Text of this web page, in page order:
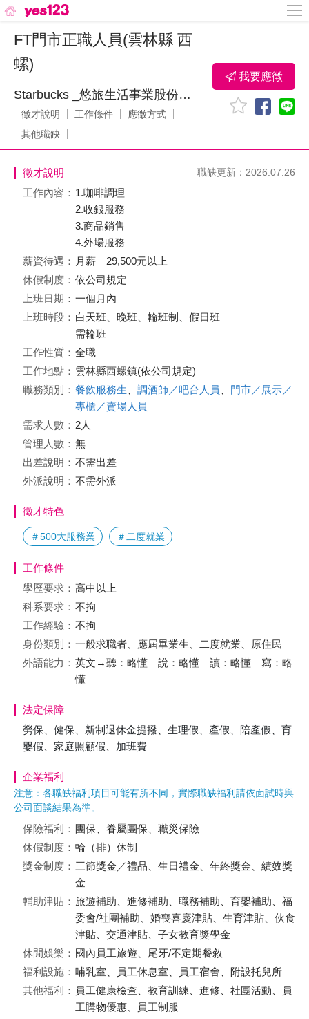
FT門市正職人員(雲林縣 西
螺)
Starbucks _悠旅生活事業股份有限公司
徵才說明 工作條件
應徵方式
其他職缺
我要應徵
徵才說明 職缺更新：2026.07.26
工作內容： 1.咖啡調理
2.收銀服務
3.商品銷售
4.外場服務
薪資待遇： 月薪 29,500元以上
休假制度： 依公司規定
上班日期： 一個月內
上班時段： 白天班、晚班、輪班制、假日班
需輪班
工作性質： 全職
工作地點： 雲林縣西螺鎮(依公司規定)
職務類別： 餐飲服務生 調酒師／吧台人員
門市／展示／
專櫃／賣場人員
需求人數： 2人
管理人數： 無
出差說明： 不需出差
外派說明： 不需外派
徵才特色
＃500大服務業 ＃二度就業
工作條件
學歷要求： 高中以上
科系要求： 不拘
工作經驗： 不拘
身份類別： 一般求職者、應屆畢業生、二度就業、原住民
外語能力： 英文→聽：略懂 說：略懂 讀：略懂 寫：略
懂
法定保障
勞保、健保、新制退休金提撥、生理假、產假、陪產假、育
嬰假、家庭照顧假、加班費
企業福利
注意：各職缺福利項目可能有所不同，實際職缺福利請依面試時與
公司面談結果為準。
保險福利： 團保、眷屬團保、職災保險
休假制度： 輪（排）休制
獎金制度： 三節獎金／禮品、生日禮金、年終獎金、績效獎
金
輔助津貼： 旅遊補助、進修補助、職務補助、育嬰補助、福
委會/社團補助、婚喪喜慶津貼、生育津貼、伙食
津貼、交通津貼、子女教育獎學金
休閒娛樂： 國內員工旅遊、尾牙/不定期餐敘
福利設施： 哺乳室、員工休息室、員工宿舍、附設托兒所
其他福利： 員工健康檢查、教育訓練、進修、社團活動、員
工購物優惠、員工制服